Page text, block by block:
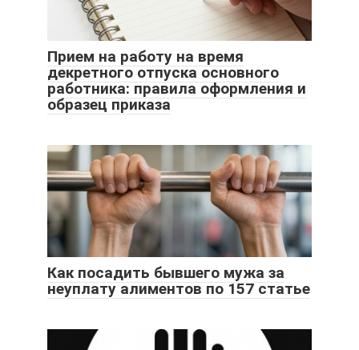
Прием на работу на время
декретного отпуска основного
работника: правила оформления и
образец приказа
Как посадить бывшего мужа за
неуплату алиментов по 157 статье